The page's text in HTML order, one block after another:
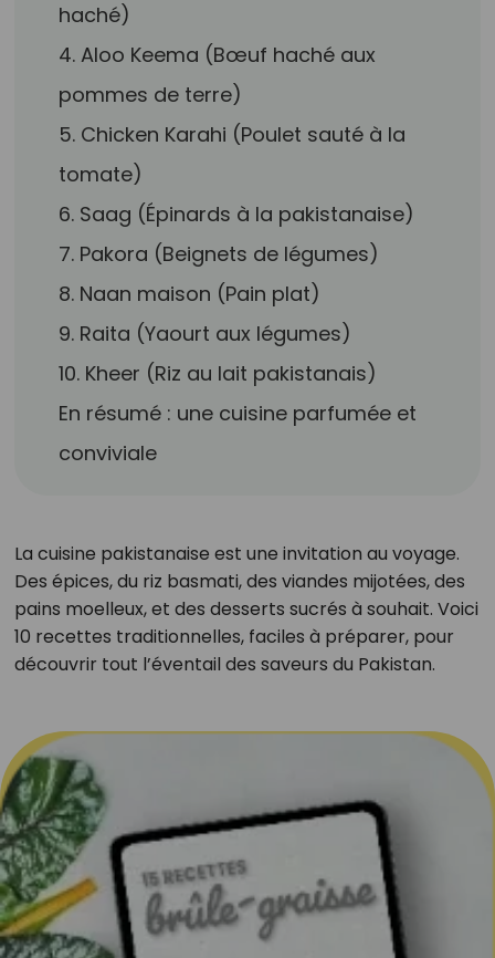
haché)
4. Aloo Keema (Bœuf haché aux
pommes de terre)
5. Chicken Karahi (Poulet sauté à la
tomate)
6. Saag (Épinards à la pakistanaise)
7. Pakora (Beignets de légumes)
8. Naan maison (Pain plat)
9. Raita (Yaourt aux légumes)
10. Kheer (Riz au lait pakistanais)
En résumé : une cuisine parfumée et
conviviale
La cuisine pakistanaise est une invitation au voyage.
Des épices, du riz basmati, des viandes mijotées, des
pains moelleux, et des desserts sucrés à souhait. Voici
10 recettes traditionnelles, faciles à préparer, pour
découvrir tout l’éventail des saveurs du Pakistan.